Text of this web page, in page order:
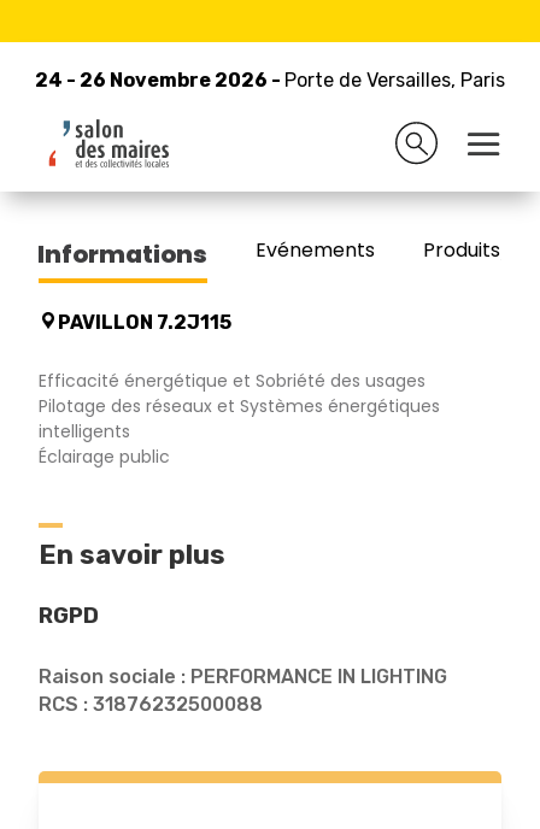
24 - 26 Novembre 2026 - Porte de Versailles, Paris
24 - 26 Novembre 2026 - Porte de Versailles, Paris
Retour à la liste des exposants
PERFORMANCE IN LIGHTING
Informations Evénements Produits/
PAVILLON 7.2J115
Efficacité énergétique et Sobriété des usages
Pilotage des réseaux et Systèmes énergétiques
intelligents
Éclairage public
En savoir plus
RGPD
Raison sociale : PERFORMANCE IN LIGHTING
RCS : 31876232500088